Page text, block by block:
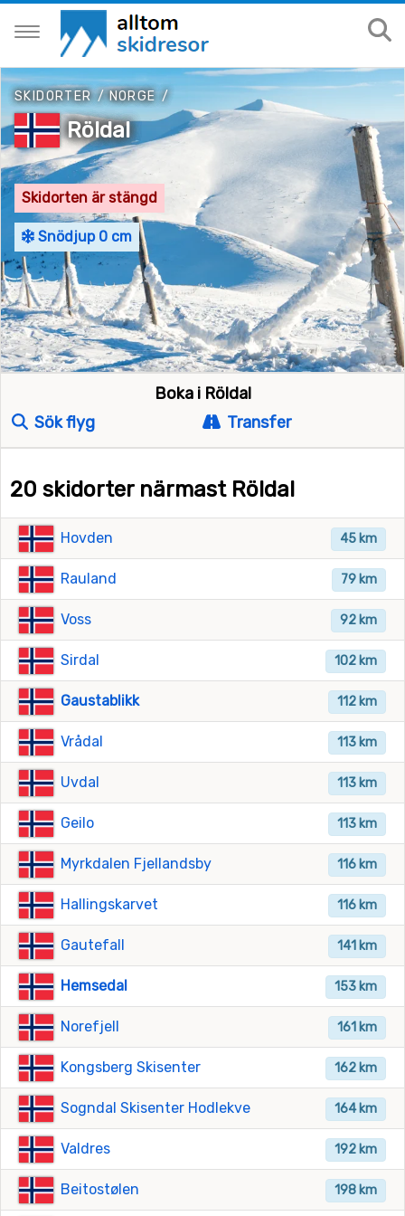
SKIDORTER /NORGE /
Röldal
Skidorten är stängd
Snödjup 0 cm
Boka i Röldal
Sök flyg
Transfer
20 skidorter närmast Röldal
45 km
Hovden
79 km
Rauland
92 km
Voss
102 km
Sirdal
112 km
Gaustablikk
113 km
Vrådal
113 km
Uvdal
113 km
Geilo
116 km
Myrkdalen Fjellandsby
116 km
Hallingskarvet
141 km
Gautefall
153 km
Hemsedal
161 km
Norefjell
162 km
Kongsberg Skisenter
164 km
Sogndal Skisenter Hodlekve
192 km
Valdres
198 km
Beitostølen